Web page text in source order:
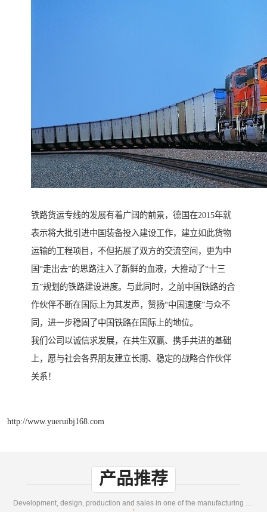
铁路货运专线的发展有着广阔的前景，德国在2015年就
表示将大批引进中国装备投入建设工作，建立如此货物
运输的工程项目，不但拓展了双方的交流空间，更为中
国“走出去”的思路注入了新鲜的血液，大推动了“十三
五”规划的铁路建设进度。与此同时，之前中国铁路的合
作伙伴不断在国际上为其发声，赞扬“中国速度”与众不
同，进一步稳固了中国铁路在国际上的地位。
我们公司以诚信求发展，在共生双赢、携手共进的基础
上，愿与社会各界朋友建立长期、稳定的战略合作伙伴
关系！
http://www.yueruibj168.com
产品推荐